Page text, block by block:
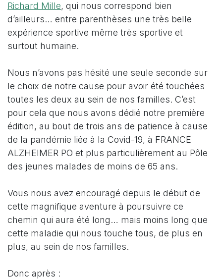
Richard Mille, qui nous correspond bien
d’ailleurs… entre parenthèses une très belle
expérience sportive même très sportive et
surtout humaine.
Nous n’avons pas hésité une seule seconde sur
le choix de notre cause pour avoir été touchées
toutes les deux au sein de nos familles. C’est
pour cela que nous avons dédié notre première
édition, au bout de trois ans de patience à cause
de la pandémie liée à la Covid-19, à FRANCE
ALZHEIMER PO et plus particulièrement au Pôle
des jeunes malades de moins de 65 ans.
Vous nous avez encouragé depuis le début de
cette magnifique aventure à poursuivre ce
chemin qui aura été long… mais moins long que
cette maladie qui nous touche tous, de plus en
plus, au sein de nos familles.
Donc après :